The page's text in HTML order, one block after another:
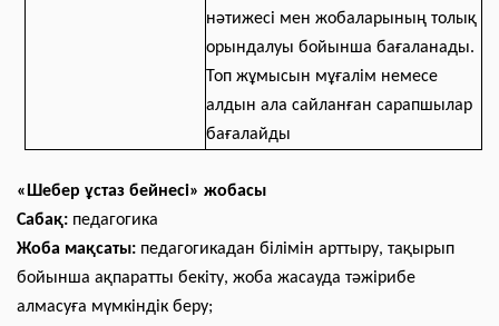
нәтижесі мен жобаларының толық
орындалуы бойынша бағаланады.
Топ жұмысын мұғалім немесе
алдын ала сайланған сарапшылар
бағалайды
«Шебер ұстаз бейнесі» жобасы
Сабақ: педагогика
Жоба мақсаты: педагогикадан білімін арттыру, тақырып
бойынша ақпаратты бекіту, жоба жасауда тәжірибе
алмасуға мүмкіндік беру;